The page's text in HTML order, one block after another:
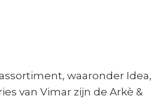
waaronder Idea,
van Vimar zijn de Arkè &